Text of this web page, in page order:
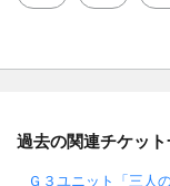
過去の関連チケッ
Ｇ３ユニット「三人